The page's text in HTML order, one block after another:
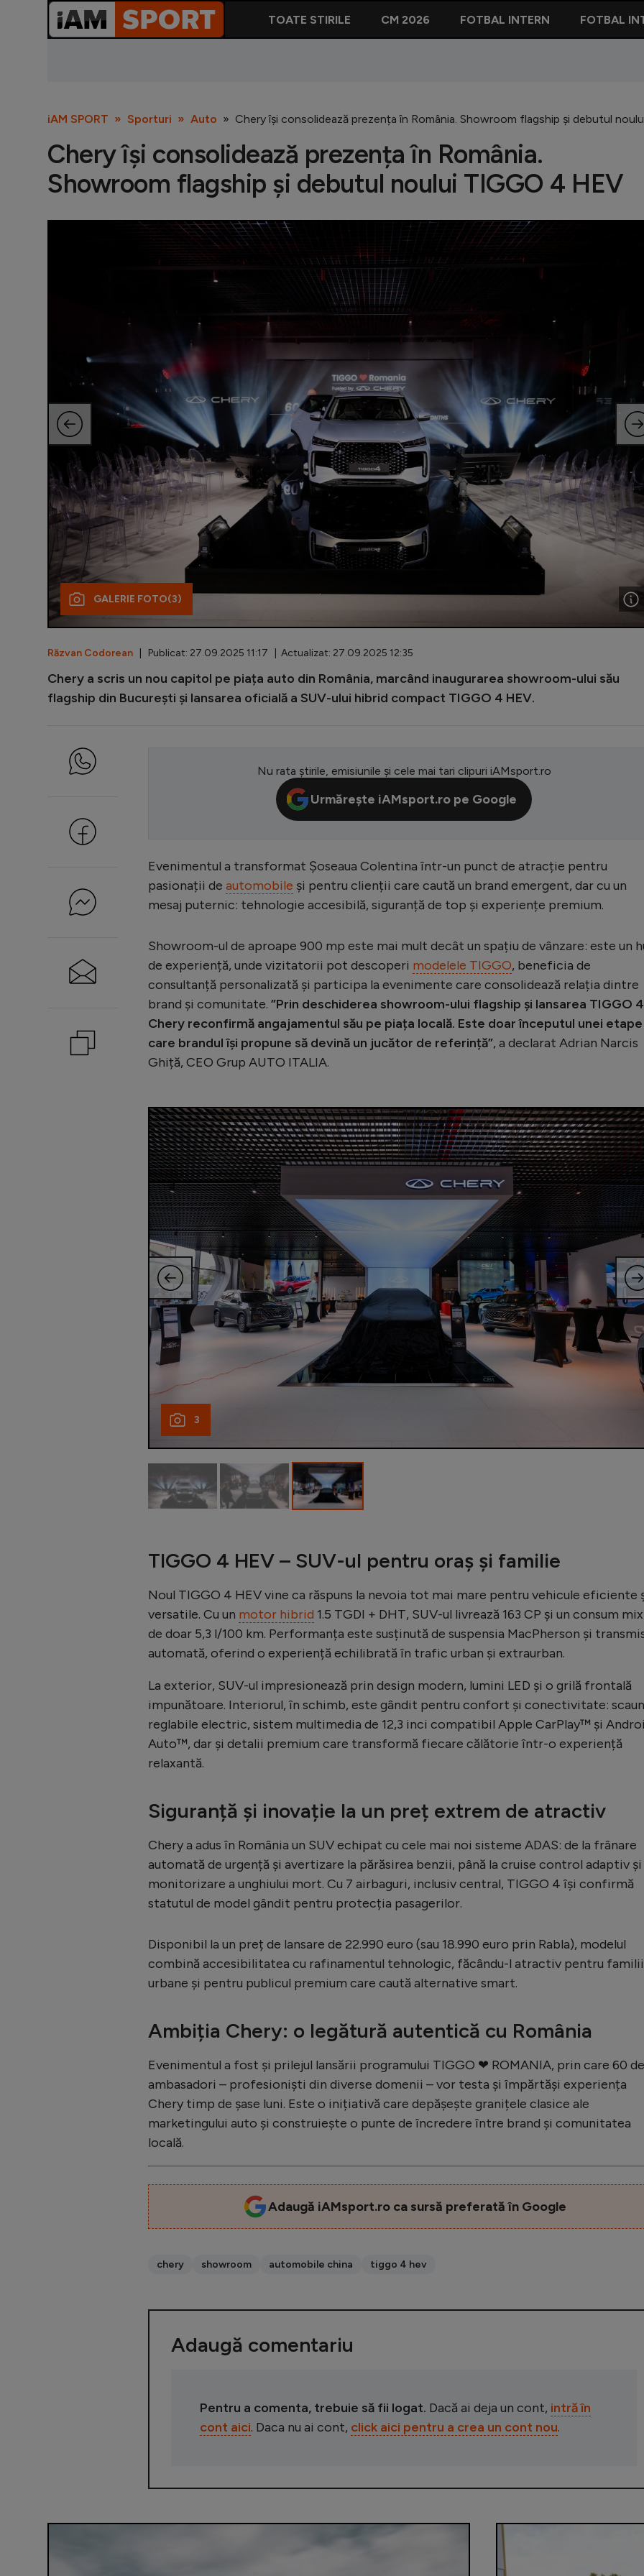
TOATE STIRILE CM 2026 FOTBAL INTERN FOTBAL
iAM SPORT Sporturi Auto Chery își consolidează prezența în România. Showroom flagship și debutul
Chery își consolidează prezența în România.
Showroom flagship și debutul noului TIGGO 4 HEV
GALERIE FOTO(3)
Răzvan Codorean | Publicat: 27.09.2025 11:17 | Actualizat: 27.09.2025 12:35
Chery a scris un nou capitol pe piața auto din România, marcând inaugurarea showroom-ului său
flagship din București și lansarea oficială a SUV-ului hibrid compact TIGGO 4 HEV.
Nu rata știrile, emisiunile și cele mai tari clipuri iAMsport.ro
Urmărește iAMsport.ro pe Google
Evenimentul a transformat Șoseaua Colentina într-un punct de atracție pentru
pasionații de automobile și pentru clienții care caută un brand emergent, dar cu un
mesaj puternic: tehnologie accesibilă, siguranță de top și experiențe premium.
Showroom-ul de aproape 900 mp este mai mult decât un spațiu de vânzare: este un
de experiență, unde vizitatorii pot descoperi modelele TIGGO, beneficia de
consultanță personalizată și participa la evenimente care consolidează relația dintre
brand și comunitate. ”Prin deschiderea showroom-ului flagship și lansarea TIGGO
Chery reconfirmă angajamentul său pe piața locală. Este doar începutul unei
care brandul își propune să devină un jucător de referință”, a declarat Adrian Narcis
Ghiță, CEO Grup AUTO ITALIA.
3
TIGGO 4 HEV – SUV-ul pentru oraș și familie
Noul TIGGO 4 HEV vine ca răspuns la nevoia tot mai mare pentru vehicule eficiente
versatile. Cu un motor hibrid 1.5 TGDI + DHT, SUV-ul livrează 163 CP și un consum
de doar 5,3 l/100 km. Performanța este susținută de suspensia MacPherson și
automată, oferind o experiență echilibrată în trafic urban și extraurban.
La exterior, SUV-ul impresionează prin design modern, lumini LED și o grilă frontală
impunătoare. Interiorul, în schimb, este gândit pentru confort și conectivitate:
reglabile electric, sistem multimedia de 12,3 inci compatibil Apple CarPlay™ și
Auto™, dar și detalii premium care transformă fiecare călătorie într-o experiență
relaxantă.
Siguranță și inovație la un preț extrem de atractiv
Chery a adus în România un SUV echipat cu cele mai noi sisteme ADAS: de la frânare
automată de urgență și avertizare la părăsirea benzii, până la cruise control adaptiv și
monitorizare a unghiului mort. Cu 7 airbaguri, inclusiv central, TIGGO 4 își confirmă
statutul de model gândit pentru protecția pasagerilor.
Disponibil la un preț de lansare de 22.990 euro (sau 18.990 euro prin Rabla), modelul
combină accesibilitatea cu rafinamentul tehnologic, făcându-l atractiv pentru
urbane și pentru publicul premium care caută alternative smart.
Ambiția Chery: o legătură autentică cu România
Evenimentul a fost și prilejul lansării programului TIGGO ❤ ROMANIA, prin care 60 de
ambasadori – profesioniști din diverse domenii – vor testa și împărtăși experiența
Chery timp de șase luni. Este o inițiativă care depășește granițele clasice ale
marketingului auto și construiește o punte de încredere între brand și comunitatea
locală.
Adaugă iAMsport.ro ca sursă preferată în Google
chery showroom automobile china tiggo 4 hev
Adaugă comentariu
Pentru a comenta, trebuie să fii logat. Dacă ai deja un cont, intră în
cont aici. Daca nu ai cont, click aici pentru a crea un cont nou.